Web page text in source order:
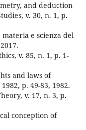
and deduction
v. 30, n. 1, p.
materia e scienza del
v. 85, n. 1, p. 1-
and laws of
p. 49-83, 1982.
v. 17, n. 3, p.
conception of